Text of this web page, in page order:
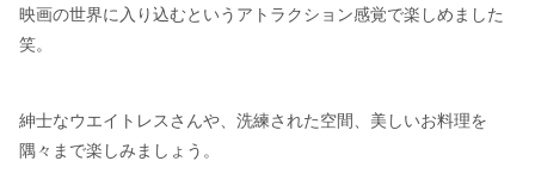
映画の世界に入り込むというアトラクション感覚で楽しめました
笑。
紳士なウエイトレスさんや、洗練された空間、美しいお料理を
隅々まで楽しみましょう。